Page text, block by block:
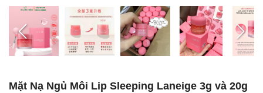
Mặt Nạ Ngủ Môi Lip Sleeping Laneige 3g và 20g